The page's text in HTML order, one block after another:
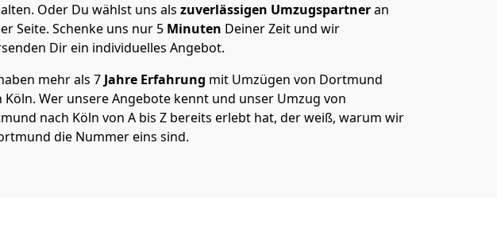
Oder Du wählst uns als zuverlässigen Umzugspartneran
Seite. Schenke uns nur 5 Minuten Deiner Zeit und wir
Dir ein individuelles Angebot.
mehr als 7 Jahre Erfahrung mit Umzügen von Dortmund
Köln. Wer unsere Angebote kennt und unser Umzug von
nach Köln von A bis Z bereits erlebt hat, der weiß, warum wir
die Nummer eins sind.